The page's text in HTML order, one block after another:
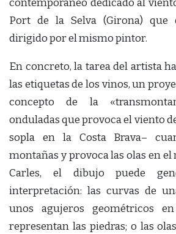
contemporáneo dedicado al
Port de la Selva (Girona) que
dirigido por el mismo pintor.
En concreto, la tarea del artista
las etiquetas de los vinos, un
concepto de la
onduladas que provoca el viento
sopla en la Costa Brava–
montañas y provoca las olas en el
Carles, el dibujo puede
interpretación: las curvas de
unos agujeros geométricos
representan las piedras; o las